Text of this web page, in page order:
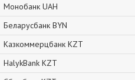
Монобанк UAH
Беларусбанк BYN
Казкоммерцбанк KZT
HalykBank KZT